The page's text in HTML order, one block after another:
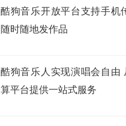
酷狗音乐开放平台支持手机
随时随地发作品
酷狗音乐人实现演唱会自由
算平台提供一站式服务